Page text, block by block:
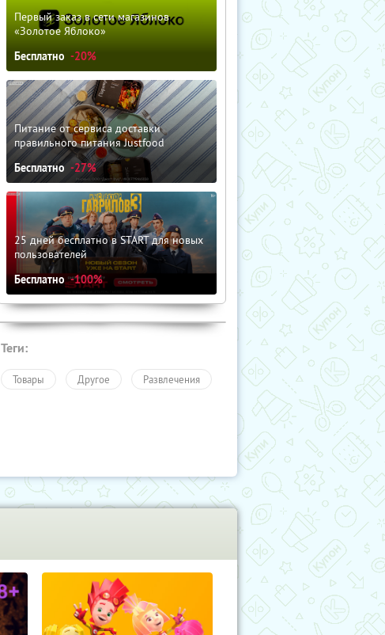
Первый заказ в сети магазинов
«Золотое Яблоко»
Бесплатно -20%
Питание от сервиса доставки
правильного питания Justfood
Бесплатно -27%
25 дней бесплатно в START для новых
пользователей
Бесплатно -100%
Теги:
Товары Другое Развлечения